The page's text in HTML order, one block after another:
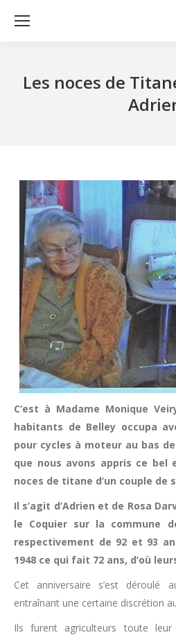
Les noces de
C’est à Madame Monique
habitants de Belley occupa
pour cycles à moteur au bas
que nous avons appris ce bel
noces de titane d’un couple de
Il s’agit d’Adrien et de Rosa
le Coquier sur la commune
respectivement de 92 et 93
1948 ce qui fait 72 ans, d’où
Cet anniversaire s’est déroulé
entraînant une certaine discrétion
Ils furent agriculteurs toute